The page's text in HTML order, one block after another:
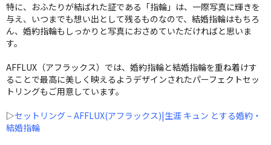
特に、おふたりが結ばれた証である「指輪」は、一際写真に輝きを
与え、いつまでも想い出として残るものなので、結婚指輪はもちろ
ん、婚約指輪もしっかりと写真におさめていただければと思いま
す。
AFFLUX（アフラックス）では、婚約指輪と結婚指輪を重ね着けす
ることで最高に美しく映えるようデザインされたパーフェクトセッ
トリングもご用意しています。
▷セットリング – AFFLUX(アフラックス)|生涯 キュン とする婚約・
結婚指輪